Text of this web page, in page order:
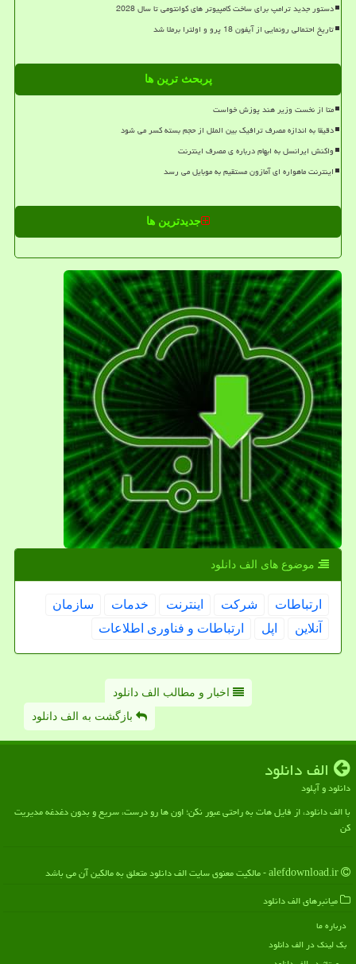
دستور جدید ترامپ برای ساخت کامپیوتر های کوانتومی تا سال 2028
تاریخ احتمالی رونمایی از آیفون 18 پرو و اولترا برملا شد
پربحث ترین ها
متا از نخست وزیر هند پوزش خواست
دقیقا به اندازه مصرف ترافیک بین الملل از حجم بسته کسر می شود
واکنش ایرانسل به ابهام درباره ی مصرف اینترنت
اینترنت ماهواره ای آمازون مستقیم به موبایل می رسد
جدیدترین ها
موضوع های الف دانلود
ارتباطات شركت اینترنت خدمات
سازمان
آنلاین
اپل ارتباطات و فناوری اطلاعات
اخبار و مطالب الف دانلود
بازگشت به الف دانلود
الف دانلود
دانلود و آپلود
با الف دانلود، از فایل هات به راحتی عبور نکن؛ اون ها رو درست، سریع و بدون دغدغه مدیریت
کن
میانبرهای الف دانلود
درباره ما
بک لینک در الف دانلود